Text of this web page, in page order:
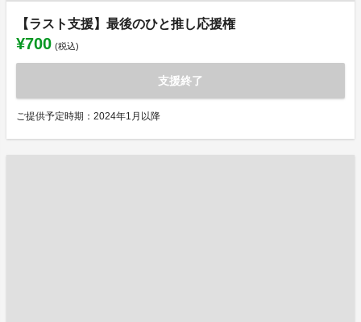
【ラスト支援】最後のひと推し応援権
¥700 (税込)
支援終了
ご提供予定時期：2024年1月以降